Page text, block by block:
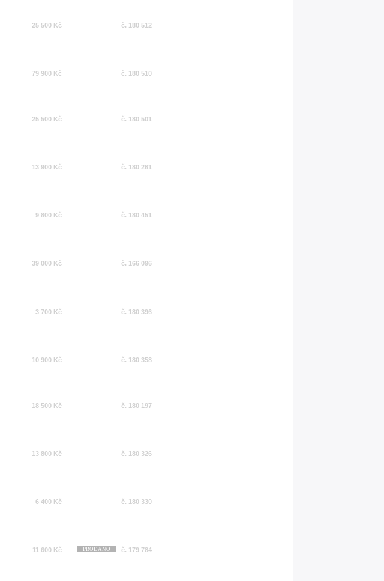
25 500 Kč č. 180 512
79 900 Kč č. 180 510
25 500 Kč č. 180 501
13 900 Kč č. 180 261
9 800 Kč č. 180 451
39 000 Kč č. 166 096
3 700 Kč č. 180 396
10 900 Kč č. 180 358
18 500 Kč č. 180 197
13 800 Kč č. 180 326
6 400 Kč č. 180 330
11 600 Kč PRODÁNO č. 179 784